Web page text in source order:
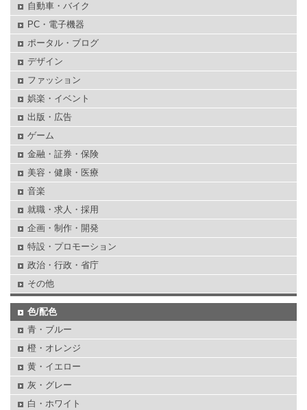
自動車・バイク
PC・電子機器
ポータル・ブログ
デザイン
ファッション
娯楽・イベント
出版・広告
ゲーム
金融・証券・保険
美容・健康・医療
音楽
就職・求人・採用
企画・制作・開発
特設・プロモーション
政治・行政・省庁
その他
色/配色
青・ブルー
橙・オレンジ
黄・イエロー
灰・グレー
白・ホワイト